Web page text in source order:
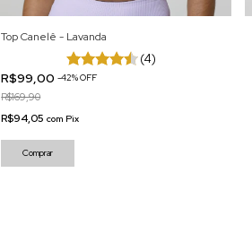
Top Canelê - Lavanda
(4)
R$99,00-42%OFF
R$169,90
R$94,05com Pix
Comprar